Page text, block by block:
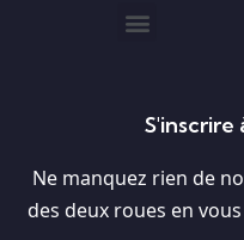
S'inscrire
Ne manquez rien de
des deux roues en